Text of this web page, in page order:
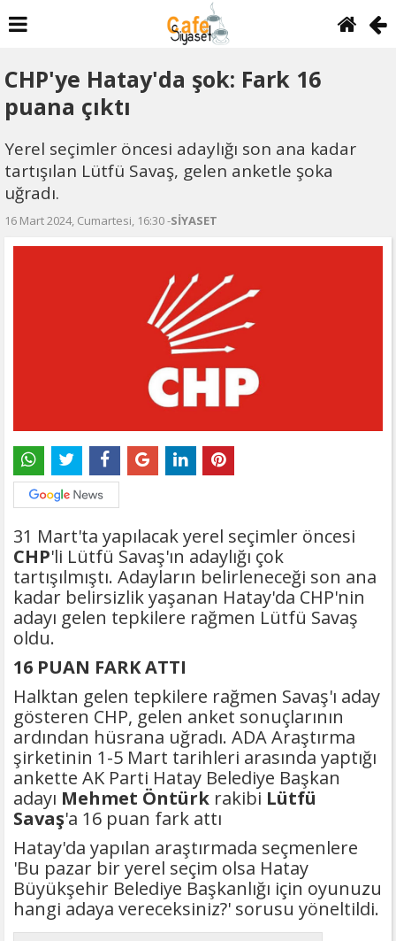
CHP'ye Hatay'da şok: Fark 16
puana çıktı
Yerel seçimler öncesi adaylığı son ana kadar
tartışılan Lütfü Savaş, gelen anketle şoka
uğradı.
16 Mart 2024, Cumartesi, 16:30 -SİYASET
31 Mart'ta yapılacak yerel seçimler öncesi
CHP'li Lütfü Savaş'ın adaylığı çok
tartışılmıştı. Adayların belirleneceği son ana
kadar belirsizlik yaşanan Hatay'da CHP'nin
adayı gelen tepkilere rağmen Lütfü Savaş
oldu.
16 PUAN FARK ATTI
Halktan gelen tepkilere rağmen Savaş'ı aday
gösteren CHP, gelen anket sonuçlarının
ardından hüsrana uğradı. ADA Araştırma
şirketinin 1-5 Mart tarihleri arasında yaptığı
ankette AK Parti Hatay Belediye Başkan
adayı Mehmet Öntürk rakibi Lütfü
Savaş'a 16 puan fark attı
Hatay'da yapılan araştırmada seçmenlere
'Bu pazar bir yerel seçim olsa Hatay
Büyükşehir Belediye Başkanlığı için oyunuzu
hangi adaya vereceksiniz?' sorusu yöneltildi.